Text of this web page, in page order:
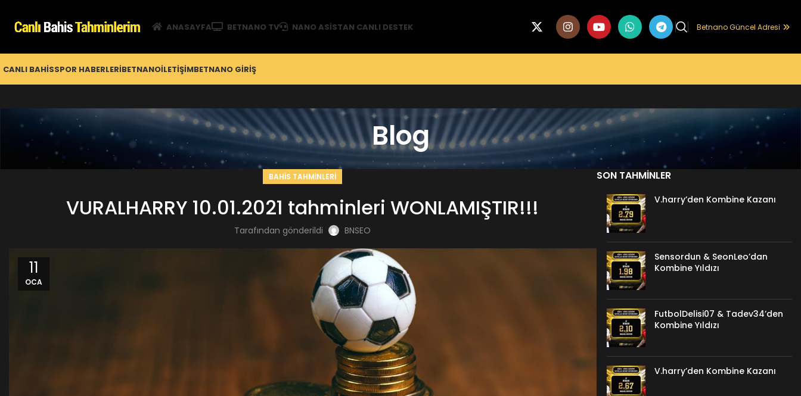
ANASAYFA BETNANO TV NANO ASISTAN CANLI DESTEK Betnano Güncel Adresi
CANLI BAHISSPOR HABERLERIBETNANOİLETIŞIMBETNANO GİRIŞ
Blog
BAHIS TAHMINLERI
VURALHARRY 10.01.2021 tahminleri WONLAMIŞTIR!!!
Tarafından gönderildi BNSEO
11
OCA
SON TAHMINLER
V.harry’den Kombine Kazanı
Sensordun & SeonLeo’dan
Kombine Yıldızı
FutbolDelisi07 & Tadev34’den
Kombine Yıldızı
V.harry’den Kombine Kazanı